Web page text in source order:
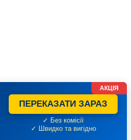
ПЕРЕКАЗАТИ ЗАРАЗ
✓ Без комісії
✓ Швидко та вигідно
АКЦІЯ